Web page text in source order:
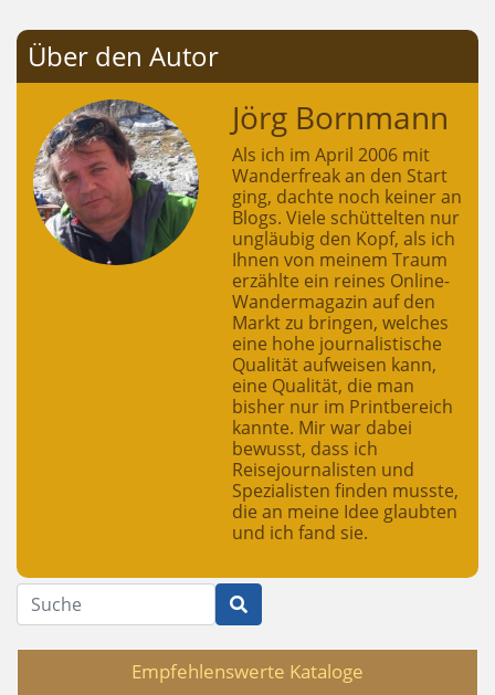
Über den Autor
Jörg Bornmann
Als ich im April 2006 mit
Wanderfreak an den Start
ging, dachte noch keiner an
Blogs. Viele schüttelten nur
ungläubig den Kopf, als ich
Ihnen von meinem Traum
erzählte ein reines Online-
Wandermagazin auf den
Markt zu bringen, welches
eine hohe journalistische
Qualität aufweisen kann,
eine Qualität, die man
bisher nur im Printbereich
kannte. Mir war dabei
bewusst, dass ich
Reisejournalisten und
Spezialisten finden musste,
die an meine Idee glaubten
und ich fand sie.
Suche
Empfehlenswerte Kataloge